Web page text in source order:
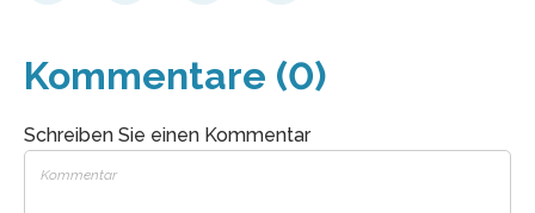
Kommentare (0)
Schreiben Sie einen Kommentar